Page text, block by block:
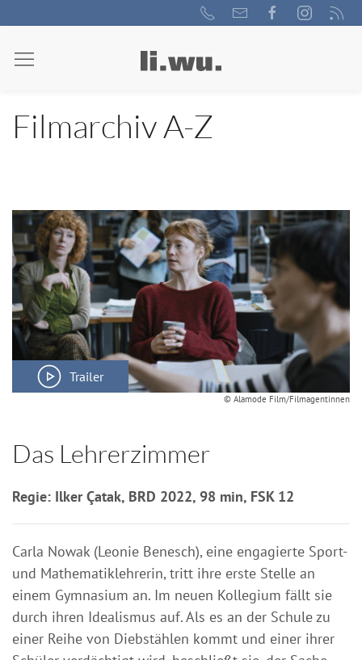
Filmarchiv A-Z
Trailer
© Alamode Film/Filmagentinnen
Das Lehrerzimmer
Regie: Ilker Çatak, BRD 2022, 98 min, FSK 12
Carla Nowak (Leonie Benesch), eine engagierte Sport-
und Mathematiklehrerin, tritt ihre erste Stelle an
einem Gymnasium an. Im neuen Kollegium fällt sie
durch ihren Idealismus auf. Als es an der Schule zu
einer Reihe von Diebstählen kommt und einer ihrer